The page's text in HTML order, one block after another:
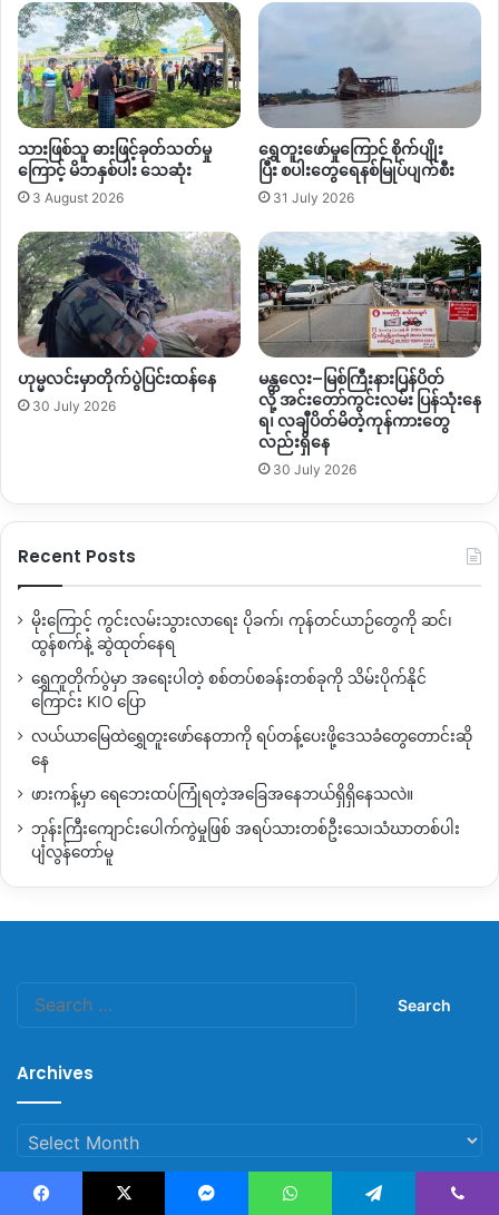
တရုတ်နိုင်ငံခြားသားအလုပ်သမားများနှင့်ပတ်သက်ပြီး နှစ်ဖက်အစိုး
ရညှိ့နှိုင်းထားမှုများရှိသည့်အတွက် အလုပ်ရှင်သည် လဝက ကိစ္စ
ကြောင့် နေရပ်ပြန်ခြင်းသည် အကြောင်းပြချက်သာဖြစ်နိုင်သည်ဟု
ကချင်ပြည်နယ် လူဝင်မှုကြီးကြပ်ရေးနှင့် လူ့စွမ်းအားအရင်းမြစ်
ဝန်ကြီး ဦးဇော်ဝင်း ပြောသည်။
“အလုပ်သမားတွေပြောတာ ခြိမ်းခြောက်တာမှန်တယ်ဆိုရင် အဲဒါ
ကတော့အလုပ်ရှင်တွေရဲ့ အကြောင်းပြချက်လို့ဘဲမြင်တယ်။ ကျနော်
တို့က ဒီ Covid-19ဖြစ်နေစဉ်မှာ ဟိုဘက်ဒီဘက် လ.ဝ.ကဆိုက်အရ
ညှိ့ထားတာက ကျနော်တို့မြန်မာနိုင်ငံက အလုပ်သမားတွေလည်း
တရုတ်ပြည်မှာ ရှိနေသေးတဲ့တွက် ၁၃ ရက်ညအိပ် ၁၄ ရက်ကျော်
လွန်ရင်တောင်မှ ဆက်ပြီး နေထိုင်ခွင့်ပြုဖို့ ဒီဘက်ကိုလည်း ၁၃ရက်
၁၄ရက်ထက်ကျော်လွန်ရင်လည်း ဂိတ်မှာအဝင်အထွက်လုပ်စရာမလို
အောင် တံဆိပ်ရိုက် တွေလုပ်ပေးနေပါတယ်။ အဓိက ဒီချိန်
မှာCovid-19 ကိုဘဲအဓိကလုပ်ဆောင်ဖို့မှာထားတယ်။ နေထိုင်ခွင့်နဲ့
ပတ်သက်ပြီးလည်း ဖြေလျှော့တာတွေ လုပ်ပေးနေပါတယ်။” ဟု
ကချင်ပြည်နယ်လူဝင်မူကြီးကြပ်ရေးနှင့် လူ့စွမ်းအားရင်းမြစ်ဝန်ကြီး
အဆိုပါအမှုနှင့်ပတ်သက်ပြီး သက်ဆိုင်ရာမြို့နယ်တာဝန်ရှိသူများမှ
ဆက်လက်ညှိ့နှိုင်းဖြေရှင်းပေးသွားမည်ဟုလည်း သိရသည်။
ချင်းစီ ယူထားသည့်ငှက်ပျောပင်များသည်အရေအတွက် ၈၀၀၀ နှင့်
၁၅၀၀၀ ဝန်းကျင်ကြားရှိပြီး စုစုပေါင်း အပင်ရေ ၄၀၀၀၀ကျော်ခန့်ရှိ
ကာ ရရှိမည့်လုပ်အားခ စုစုပေါင်း သိန်း ၄၀၀ ခန့်ဖြစ်သည်ဟု
ပြောသည်။
ဆို
သားဖြစ်သူ ဓားဖြင့်ခုတ်သတ်မှု
ကြောင့် မိဘနှစ်ပါး သေဆုံး
3 August 2026
ရွှေတူးဖော်မှုကြောင့် စိုက်ပျိုး
ပြီး စပါးတွေရေနစ်မြုပ်ပျက်စီး
31 July 2026
ဟုမ္မလင်းမှာတိုက်ပွဲပြင်းထန်နေ
30 July 2026
မန္တလေး–မြစ်ကြီးနားပြန်ပိတ်
လို့ အင်းတော်ကွင်းလမ်း ပြန်သုံးနေ
ရ၊ လချီပိတ်မိတဲ့ကုန်ကားတွေ
လည်းရှိနေ
30 July 2026
Recent Posts
မိုးကြောင့် ကွင်းလမ်းသွားလာရေး ပိုခက်၊ ကုန်တင်ယာဉ်တွေကို ဆင်၊
ထွန်စက်နဲ့ ဆွဲထုတ်နေရ
ရွှေကူတိုက်ပွဲမှာ အရေးပါတဲ့ စစ်တပ်စခန်းတစ်ခုကို သိမ်းပိုက်နိုင်
ကြောင်း KIO ပြော
လယ်ယာမြေထဲရွှေတူးဖော်နေတာကို ရပ်တန့်ပေးဖို့ဒေသခံတွေတောင်းဆို
နေ
ဖားကန့်မှာ ရေဘေးထပ်ကြုံရတဲ့အခြေအနေဘယ်ရှိရှိနေသလဲ။
ဘုန်းကြီးကျောင်းပေါက်ကွဲမှုဖြစ် အရပ်သားတစ်ဦးသေ၊သံဃာတစ်ပါး
ပျံလွန်တော်မူ
Archives
Archives